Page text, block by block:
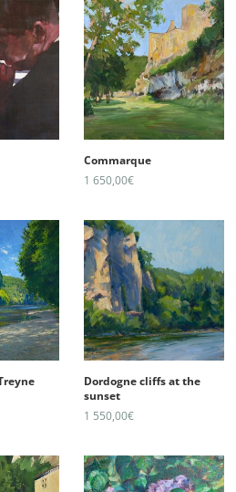
Commarque
1 650,00€
Dordogne cliffs at the
sunset
1 550,00€